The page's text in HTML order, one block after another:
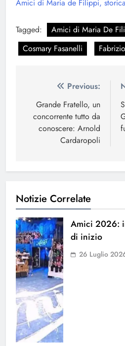
Amici di Maria de Filippi,
Tagged:
Amici di Maria De
Cosmary Fasanelli
Navigazione
articoli
Previous:
Grande Fratello, un
concorrente tutto da
conoscere: Arnold
Cardaropoli
Notizie Correlate
Amici 2026:
di inizio
26 Luglio